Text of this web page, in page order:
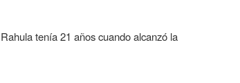
tenía 21 años cuando alcanzó la